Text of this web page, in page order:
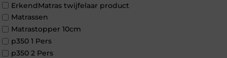
ErkendMatras twijfelaar product
Matrassen
Matrastopper 10cm
p350 1 Pers
p350 2 Pers